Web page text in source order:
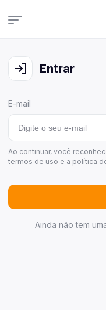
Veja todas as
Últimos
Veja quem já ganhou
Área de afiliados
Entrar
E-mail
Ao continuar, você
termos de uso e a política
Ainda não tem